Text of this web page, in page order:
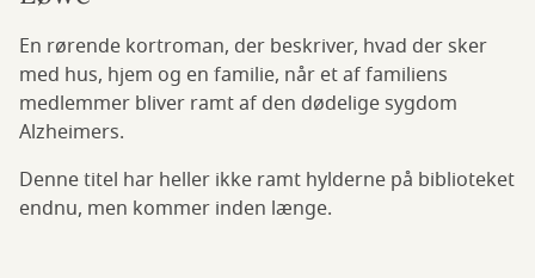
En rørende kortroman, der beskriver, hvad der sker
med hus, hjem og en familie, når et af familiens
medlemmer bliver ramt af den dødelige sygdom
Alzheimers.
Denne titel har heller ikke ramt hylderne på biblioteket
endnu, men kommer inden længe.